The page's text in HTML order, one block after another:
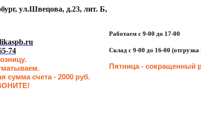
ул.Швецова, д.23, лит. Б,
74
сумма счета - 2000 руб.
Работаем с 9-00 до 17-00
Склад с 9-00 до 16-00
Пятница - сокращенный